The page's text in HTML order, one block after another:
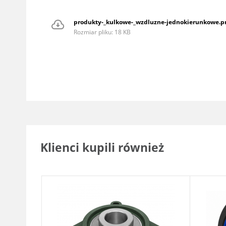
produkty-_kulkowe-_wzdluzne-
Rozmiar pliku: 18 KB
Klienci kupili również